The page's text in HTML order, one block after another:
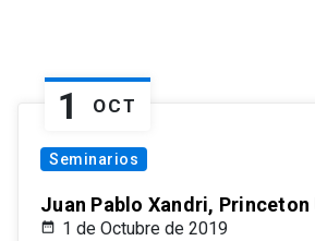
1 OCT
Seminarios
Juan Pablo Xandri,
1 de Octubre de 2019